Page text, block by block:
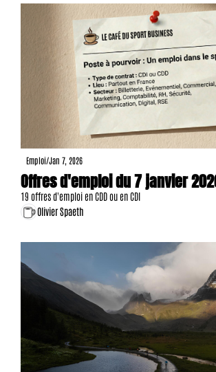
Emploi/Jan 7, 2026
Offres d'emploi du 7 janvier
19 offres d'emploi en CDD ou en CDI
Olivier Spaeth